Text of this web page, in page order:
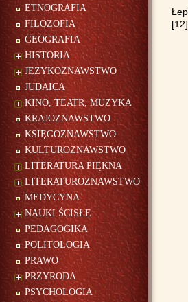
ETNOGRAFIA
FILOZOFIA
GEOGRAFIA
HISTORIA
JĘZYKOZNAWSTWO
JUDAICA
KINO, TEATR, MUZYKA
KRAJOZNAWSTWO
KSIĘGOZNAWSTWO
KULTUROZNAWSTWO
LITERATURA PIĘKNA
LITERATUROZNAWSTWO
MEDYCYNA
NAUKI ŚCISŁE
PEDAGOGIKA
POLITOLOGIA
PRAWO
PRZYRODA
PSYCHOLOGIA